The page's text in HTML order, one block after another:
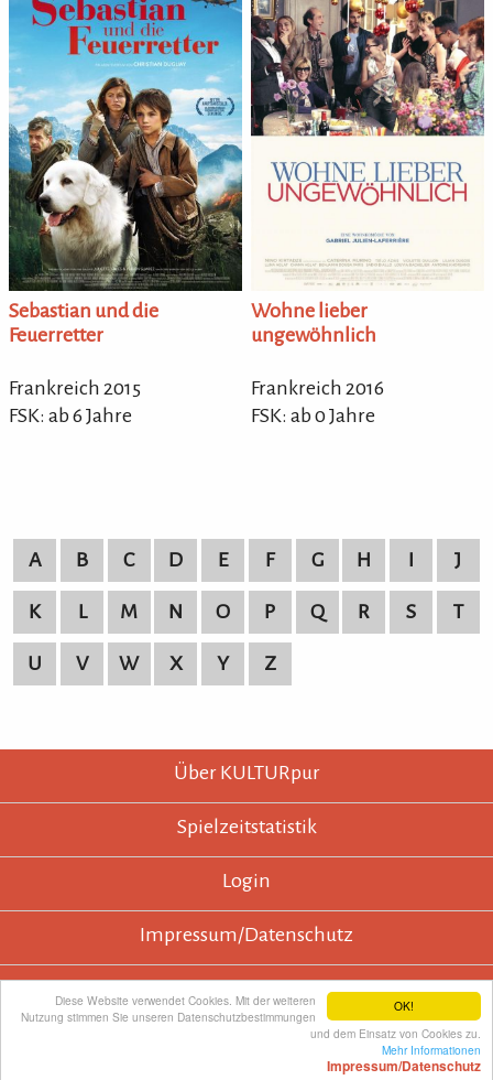
OK!
Diese Website verwendet Cookies. Mit der weiteren
Nutzung stimmen Sie unseren Datenschutzbestimmungen
und dem Einsatz von Cookies zu.
Mehr Informationen
Impressum/Datenschutz
Sebastian und die
Feuerretter
Frankreich 2015
FSK: ab 6 Jahre
Wohne lieber
ungewöhnlich
Frankreich 2016
FSK: ab 0 Jahre
A B C D E F G H I J
K L M N O P Q R S T
U V W X Y Z
KULTURpur - wissen wo was läuft.
KULTURpur FooterÜber KULTURpur
Spielzeitstatistik
Login
Impressum/Datenschutz